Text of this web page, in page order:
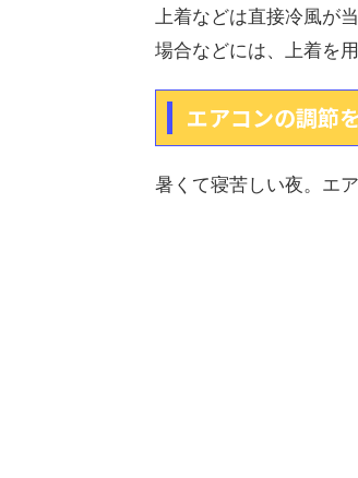
上着などは直接冷風が
場合などには、上着を
エアコンの調節
暑くて寝苦しい夜。エ